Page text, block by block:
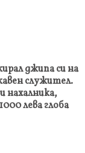
джипа си на
служител.
нахалника,
лева глоба